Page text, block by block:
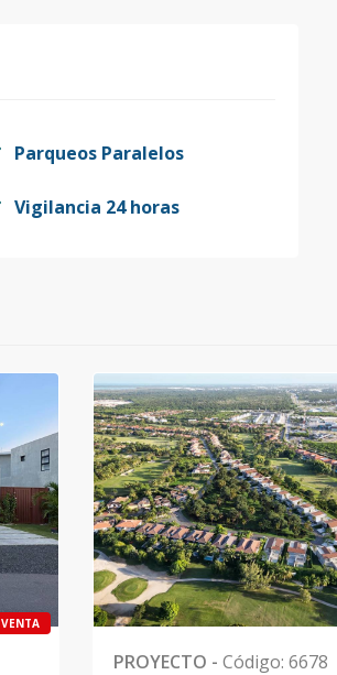
Parqueos Paralelos
Vigilancia 24 horas
VENTA
PROYECTO - Código: 6678